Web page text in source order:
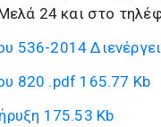
24 και στο
536-2014
820 .pdf 165.77 Kb
175.53 Kb